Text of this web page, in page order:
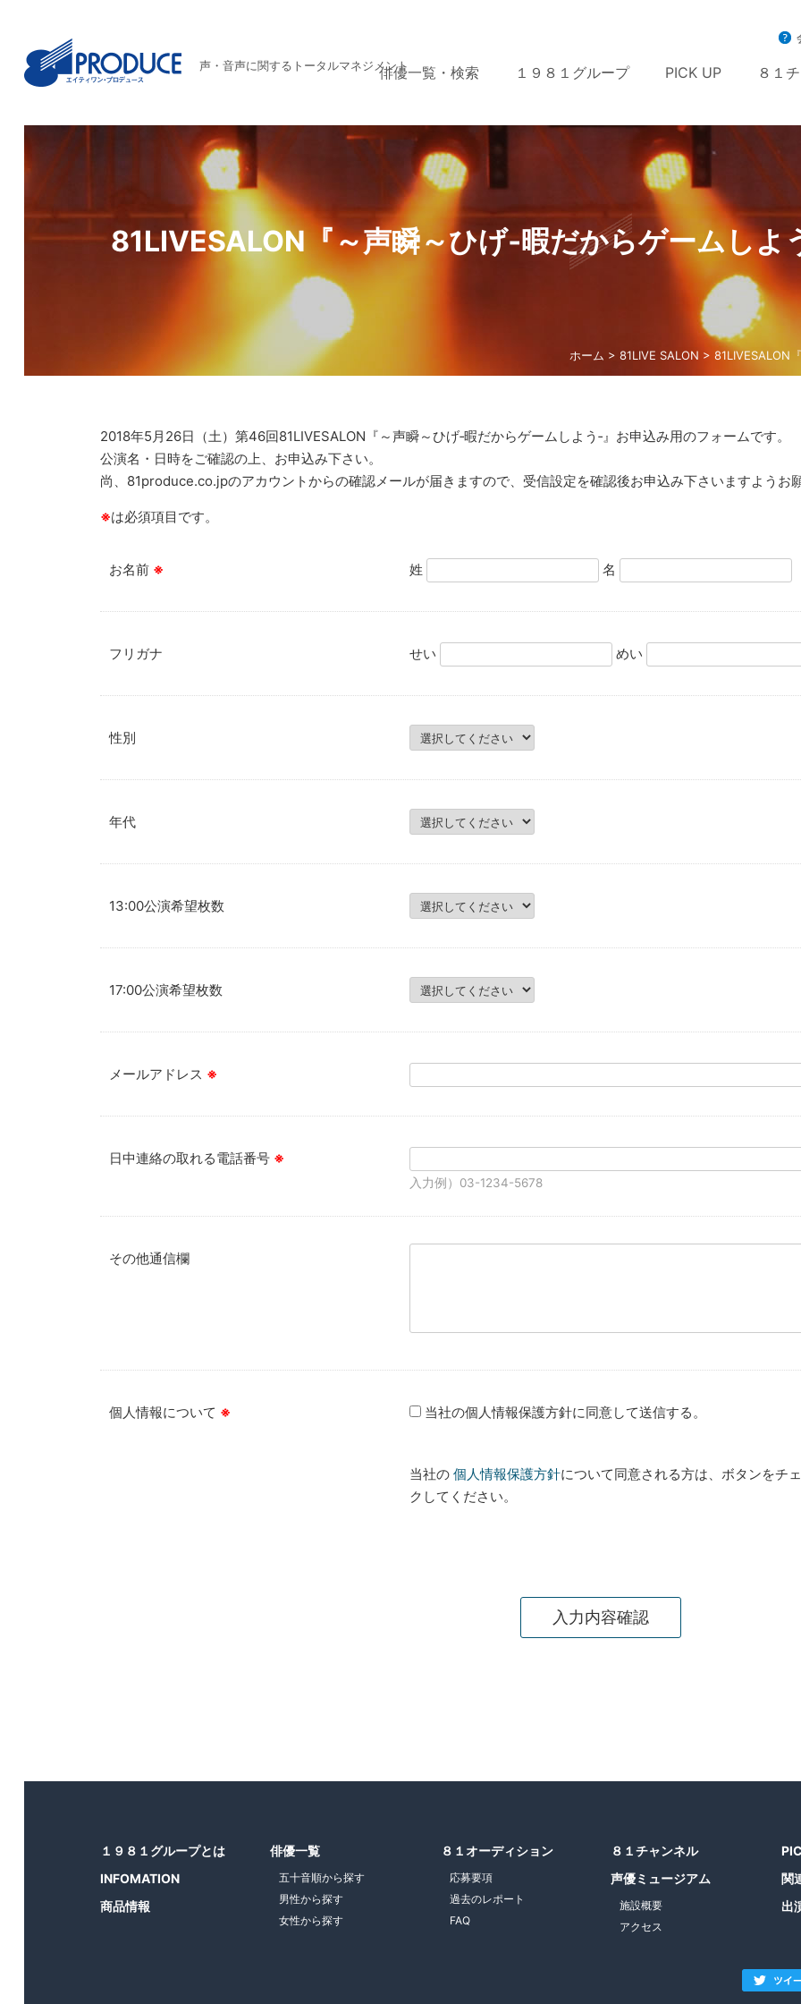
声・音声に関するトータルマネジメント俳優一覧・検索 １９８１グループ PICK UP ８１
ホーム > 81LIVE SALON > 81LIVESALON
81LIVESALON『～声瞬～ひげ‐暇だからゲームしよ
2018年5月26日（土）第46回81LIVESALON『～声瞬～ひげ‐暇だからゲームしよう‐』お申込み用のフォームです。
公演名・日時をご確認の上、お申込み下さい。
尚、81produce.co.jpのアカウントからの確認メールが届きますので、受信設定を確認後お申込み下さいますようお願
※は必須項目です。
お名前 ※ 姓 名
フリガナ せい めい
性別
年代
13:00公演希望枚数
17:00公演希望枚数
メールアドレス ※
日中連絡の取れる電話番号 ※
入力例）03-1234-5678
その他通信欄
個人情報について ※ 当社の個人情報保護方針に同意して送信する。
当社の 個人情報保護方針について同意される方は、ボタンをチ
クしてください。
１９８１グループとは
INFOMATION
商品情報
俳優一覧
五十音順から探す
男性から探す
女性から探す
８１オーディション
応募要項
過去のレポート
FAQ
８１チャンネル
声優ミュージアム
施設概要
アクセス
関
出